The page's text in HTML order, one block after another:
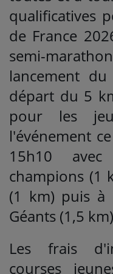
qualificatives
de France
semi-
lancement
départ du 5
pour les
l'événement
15h10
champions (1
(1 km) puis à
Géants (1,5
Les frais
courses